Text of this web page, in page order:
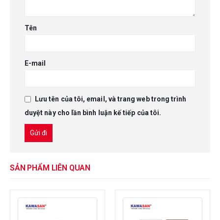
Tên
E-mail
Lưu tên của tôi, email, và trang web trong trình
duyệt này cho lần bình luận kế tiếp của tôi.
SẢN PHẨM LIÊN QUAN